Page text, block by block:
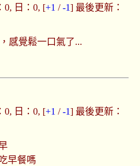
0, 日：0, [+1 /-1] 最後更新：
感覺鬆一口氣了...
0, 日：0, [+1 /-1] 最後更新：
早餐嗎